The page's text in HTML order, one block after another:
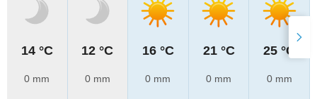
14 °C
0 mm
12 °C
0 mm
16 °C
0 mm
21 °C
0 mm
25 °C
0 mm